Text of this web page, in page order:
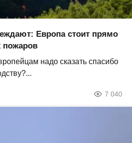
Европа стоит прямо
пожаров
надо сказать спасибо
7 040